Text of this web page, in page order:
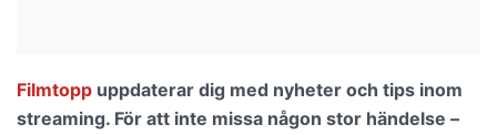
Filmtopp uppdaterar dig med nyheter och tips inom
streaming. För att inte missa någon stor händelse –